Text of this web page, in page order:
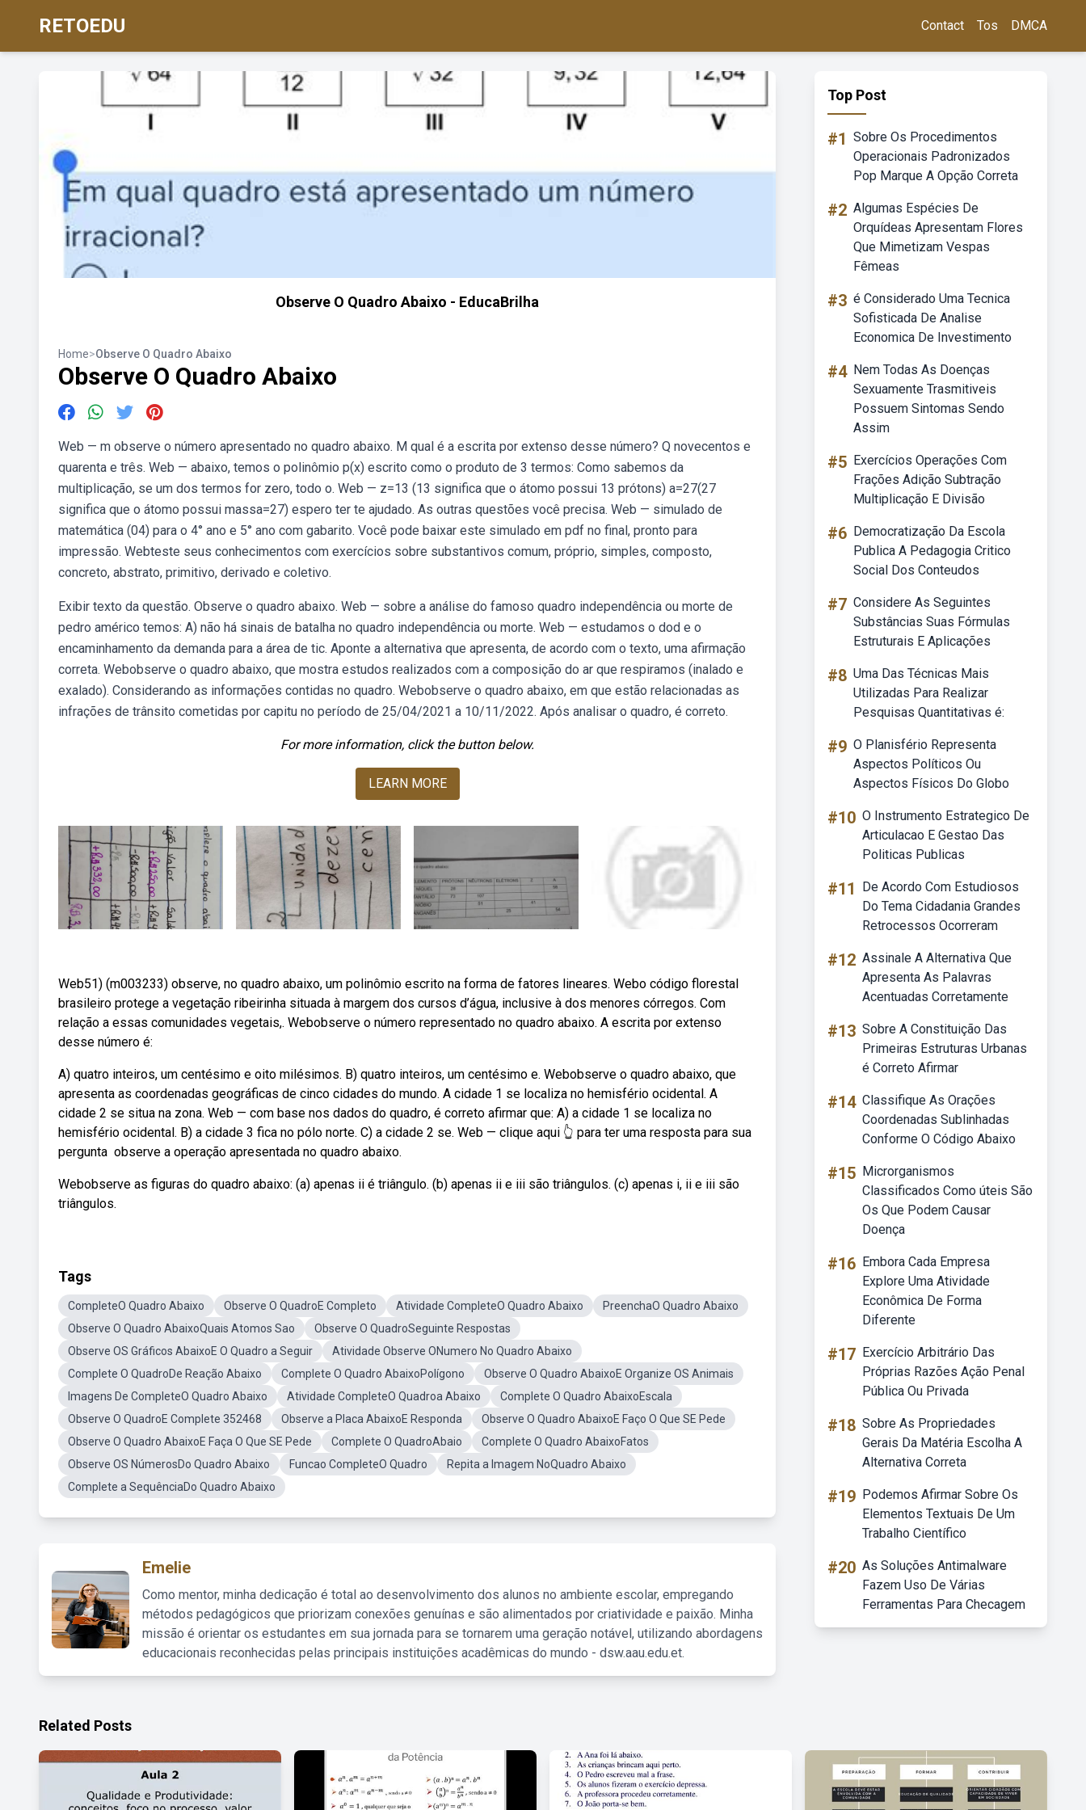
RETOEDU Contact Tos DMCA
Observe O Quadro Abaixo - EducaBrilha
Home>Observe O Quadro Abaixo
Observe O Quadro Abaixo
Web — m observe o número apresentado no quadro abaixo. M qual é a escrita por extenso desse número? Q novecentos e
quarenta e três. Web — abaixo, temos o polinômio p(x) escrito como o produto de 3 termos: Como sabemos da
multiplicação, se um dos termos for zero, todo o. Web — z=13 (13 significa que o átomo possui 13 prótons) a=27(27
significa que o átomo possui massa=27) espero ter te ajudado. As outras questões você precisa. Web — simulado de
matemática (04) para o 4° ano e 5° ano com gabarito. Você pode baixar este simulado em pdf no final, pronto para
impressão. Webteste seus conhecimentos com exercícios sobre substantivos comum, próprio, simples, composto,
concreto, abstrato, primitivo, derivado e coletivo.
Exibir texto da questão. Observe o quadro abaixo. Web — sobre a análise do famoso quadro independência ou morte de
pedro américo temos: A) não há sinais de batalha no quadro independência ou morte. Web — estudamos o dod e o
encaminhamento da demanda para a área de tic. Aponte a alternativa que apresenta, de acordo com o texto, uma afirmação
correta. Webobserve o quadro abaixo, que mostra estudos realizados com a composição do ar que respiramos (inalado e
exalado). Considerando as informações contidas no quadro. Webobserve o quadro abaixo, em que estão relacionadas as
infrações de trânsito cometidas por capitu no período de 25/04/2021 a 10/11/2022. Após analisar o quadro, é correto.
For more information, click the button below.
LEARN MORE
Web51) (m003233) observe, no quadro abaixo, um polinômio escrito na forma de fatores lineares. Webo código florestal
brasileiro protege a vegetação ribeirinha situada à margem dos cursos d’água, inclusive à dos menores córregos. Com
relação a essas comunidades vegetais,. Webobserve o número representado no quadro abaixo. A escrita por extenso
desse número é:
A) quatro inteiros, um centésimo e oito milésimos. B) quatro inteiros, um centésimo e. Webobserve o quadro abaixo, que
apresenta as coordenadas geográficas de cinco cidades do mundo. A cidade 1 se localiza no hemisfério ocidental. A
cidade 2 se situa na zona. Web — com base nos dados do quadro, é correto afirmar que: A) a cidade 1 se localiza no
hemisfério ocidental. B) a cidade 3 fica no pólo norte. C) a cidade 2 se. Web — clique aqui 👆 para ter uma resposta para sua
pergunta ️ observe a operação apresentada no quadro abaixo.
Webobserve as figuras do quadro abaixo: (a) apenas ii é triângulo. (b) apenas ii e iii são triângulos. (c) apenas i, ii e iii são
triângulos.
Tags
CompleteO Quadro Abaixo Observe O QuadroE Completo Atividade CompleteO Quadro Abaixo
PreenchaO Quadro Abaixo
Observe O Quadro AbaixoQuais Atomos Sao
Observe O QuadroSeguinte Respostas
Observe OS Gráficos AbaixoE O Quadro a Seguir
Atividade Observe ONumero No Quadro Abaixo
Complete O QuadroDe Reação Abaixo
Complete O Quadro AbaixoPolígono
Observe O Quadro AbaixoE Organize OS Animais
Imagens De CompleteO Quadro Abaixo
Atividade CompleteO Quadroa Abaixo
Complete O Quadro AbaixoEscala
Observe O QuadroE Complete 352468
Observe a Placa AbaixoE Responda
Observe O Quadro AbaixoE Faço O Que SE Pede
Observe O Quadro AbaixoE Faça O Que SE Pede
Complete O QuadroAbaio
Complete O Quadro AbaixoFatos
Observe OS NúmerosDo Quadro Abaixo
Funcao CompleteO Quadro
Repita a Imagem NoQuadro Abaixo
Complete a SequênciaDo Quadro Abaixo
Emelie
Como mentor, minha dedicação é total ao desenvolvimento dos alunos no ambiente escolar, empregando
métodos pedagógicos que priorizam conexões genuínas e são alimentados por criatividade e paixão. Minha
missão é orientar os estudantes em sua jornada para se tornarem uma geração notável, utilizando abordagens
educacionais reconhecidas pelas principais instituições acadêmicas do mundo - dsw.aau.edu.et.
Top Post
#1 Sobre Os Procedimentos
Operacionais Padronizados
Pop Marque A Opção Correta
#2 Algumas Espécies De
Orquídeas Apresentam Flores
Que Mimetizam Vespas
Fêmeas
#3 é Considerado Uma Tecnica
Sofisticada De Analise
Economica De Investimento
#4 Nem Todas As Doenças
Sexuamente Trasmitiveis
Possuem Sintomas Sendo
Assim
#5 Exercícios Operações Com
Frações Adição Subtração
Multiplicação E Divisão
#6 Democratização Da Escola
Publica A Pedagogia Critico
Social Dos Conteudos
#7 Considere As Seguintes
Substâncias Suas Fórmulas
Estruturais E Aplicações
#8 Uma Das Técnicas Mais
Utilizadas Para Realizar
Pesquisas Quantitativas é:
#9 O Planisfério Representa
Aspectos Políticos Ou
Aspectos Físicos Do Globo
#10 O Instrumento Estrategico De
Articulacao E Gestao Das
Politicas Publicas
#11
De Acordo Com Estudiosos
Do Tema Cidadania Grandes
Retrocessos Ocorreram
#12 Assinale A Alternativa Que
Apresenta As Palavras
Acentuadas Corretamente
#13 Sobre A Constituição Das
Primeiras Estruturas Urbanas
é Correto Afirmar
#14 Classifique As Orações
Coordenadas Sublinhadas
Conforme O Código Abaixo
#15 Microrganismos
Classificados Como úteis São
Os Que Podem Causar
Doença
#16 Embora Cada Empresa
Explore Uma Atividade
Econômica De Forma
Diferente
#17 Exercício Arbitrário Das
Próprias Razões Ação Penal
Pública Ou Privada
#18 Sobre As Propriedades
Gerais Da Matéria Escolha A
Alternativa Correta
#19 Podemos Afirmar Sobre Os
Elementos Textuais De Um
Trabalho Científico
#20 As Soluções Antimalware
Fazem Uso De Várias
Ferramentas Para Checagem
Related Posts